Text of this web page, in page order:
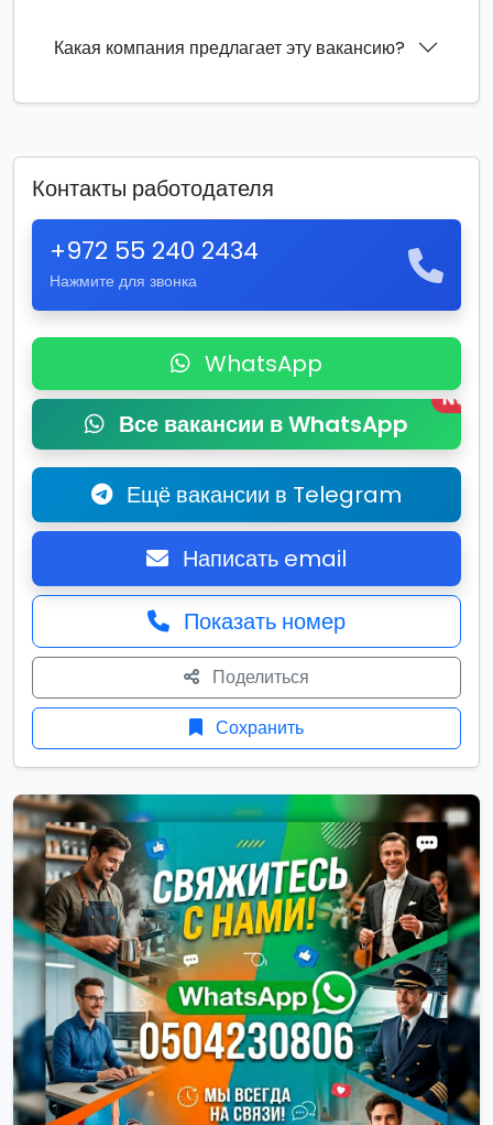
Какая компания предлагает эту вакансию?
Контакты работодателя
+972 55 240 2434
Нажмите для звонка
WhatsApp
Все вакансии в WhatsApp
New
Ещё вакансии в Telegram
Написать email
Показать номер
Поделиться
Сохранить